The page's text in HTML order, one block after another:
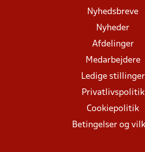
Nyhedsbreve
Nyheder
Afdelinger
Medarbejdere
Ledige stillinger
Privatlivspolitik
Cookiepolitik
Betingelser og